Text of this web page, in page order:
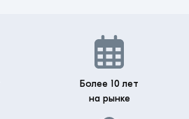
Более 10 лет
на рынке